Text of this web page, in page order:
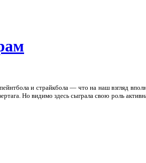
и страйкбола — что на наш взгляд
Но видимо здесь сыграла свою роль